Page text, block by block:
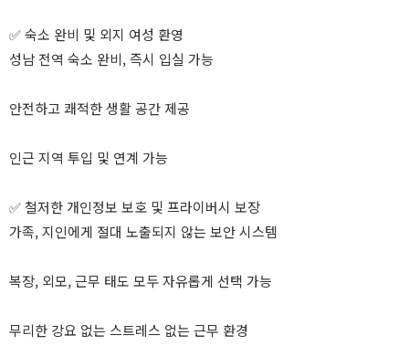
✅ 숙소 완비 및 외지 여성 환영
성남 전역 숙소 완비, 즉시 입실 가능
안전하고 쾌적한 생활 공간 제공
인근 지역 투입 및 연계 가능
✅ 철저한 개인정보 보호 및 프라이버시 보장
가족, 지인에게 절대 노출되지 않는 보안 시스템
복장, 외모, 근무 태도 모두 자유롭게 선택 가능
무리한 강요 없는 스트레스 없는 근무 환경